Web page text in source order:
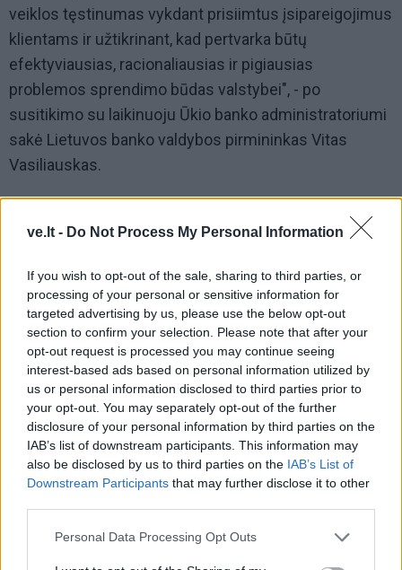
ve.lt - Do Not Process My Personal Information
If you wish to opt-out of the sale, sharing to third parties, or
processing of your personal or sensitive information for
targeted advertising by us, please use the below opt-out
section to confirm your selection. Please note that after your
opt-out request is processed you may continue seeing
interest-based ads based on personal information utilized by
us or personal information disclosed to third parties prior to
your opt-out. You may separately opt-out of the further
disclosure of your personal information by third parties on the
IAB’s list of downstream participants. This information may
also be disclosed by us to third parties on the IAB’s List of
Downstream Participants that may further disclose it to other
Personal Data Processing Opt Outs
veiklos tęstinumas vykdant prisiimtus įsipareigojimus
klientams ir užtikrinant, kad pertvarka būtų
efektyviausias, racionaliausias ir pigiausias
problemos sprendimo būdas valstybei", - po
susitikimo su laikinuoju Ūkio banko administratoriumi
sakė Lietuvos banko valdybos pirmininkas Vitas
Vasiliauskas.
Vasario 12 d. Lietuvos banko valdyba laikinajam
administratoriui A. Audickui pavedė išnagrinėti ir
veiklos stabilumo ir patikimumo atkūrimo ir kitus